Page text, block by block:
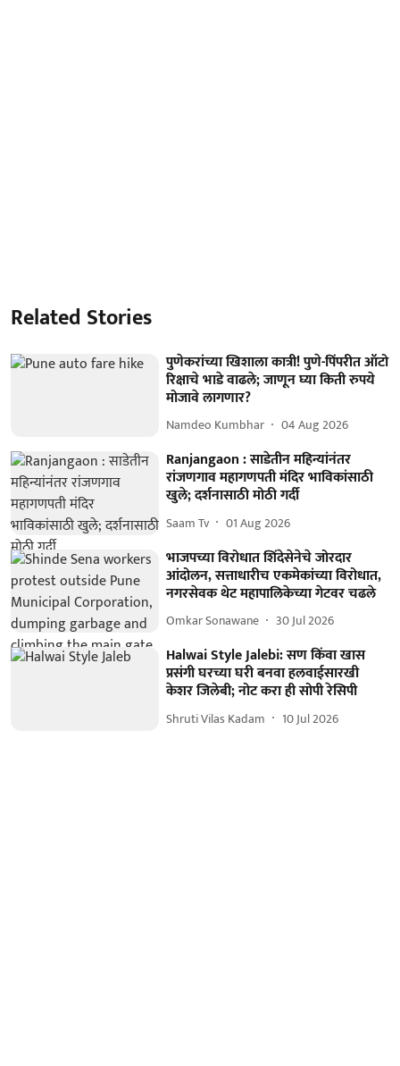
Related Stories
पुणेकरांच्या खिशाला कात्री! पुणे-पिंपरीत ऑटो
रिक्षाचे भाडे वाढले; जाणून घ्या किती रुपये
मोजावे लागणार?
Namdeo Kumbhar 04 Aug 2026
Ranjangaon : साडेतीन महिन्यांनंतर
रांजणगाव महागणपती मंदिर भाविकांसाठी
खुले; दर्शनासाठी मोठी गर्दी
Saam Tv 01 Aug 2026
भाजपच्या विरोधात शिंदेसेनेचे जोरदार
आंदोलन, सत्ताधारीच एकमेकांच्या विरोधात,
नगरसेवक थेट महापालिकेच्या गेटवर चढले
Omkar Sonawane 30 Jul 2026
Halwai Style Jalebi: सण किंवा खास
प्रसंगी घरच्या घरी बनवा हलवाईसारखी
केशर जिलेबी; नोट करा ही सोपी रेसिपी
Shruti Vilas Kadam 10 Jul 2026